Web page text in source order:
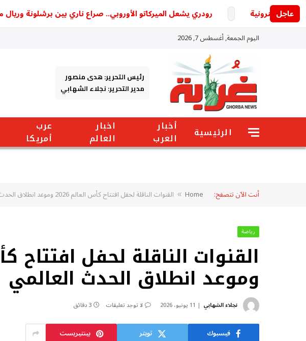
عاجل رودري يشعل الميركاتو الأوروبي.. صراع ناري بين برشلونة وريال مدريد
اليوم الجمعة, أغسطس 7, 2026
رئيس التحرير: هدى منصور
مدير التحرير: نجلاء الشهابي
الرئيسية
أخبار
العرب
اخبار
العالم
عرب
أمريكا
أنت الآن تتصفح: Home
» القنوات الناقلة لحفل افتتاح كأس العالم 2026 وموعد انطلاق الحدث العالمي
رياضة
وموعد انطلاق الحدث العالمي
نجلاء الشهابي 11 يونيو، 2026 لا توجد تعليقات 3 دقائق
فيسبوك تويتر بينتيريست